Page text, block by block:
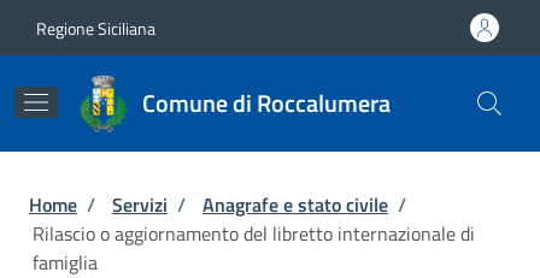
Regione Siciliana
Comune di Roccalumera
Briciole di pane
Home / Servizi / Anagrafe e stato civile /
Rilascio o aggiornamento del libretto internazionale di
famiglia